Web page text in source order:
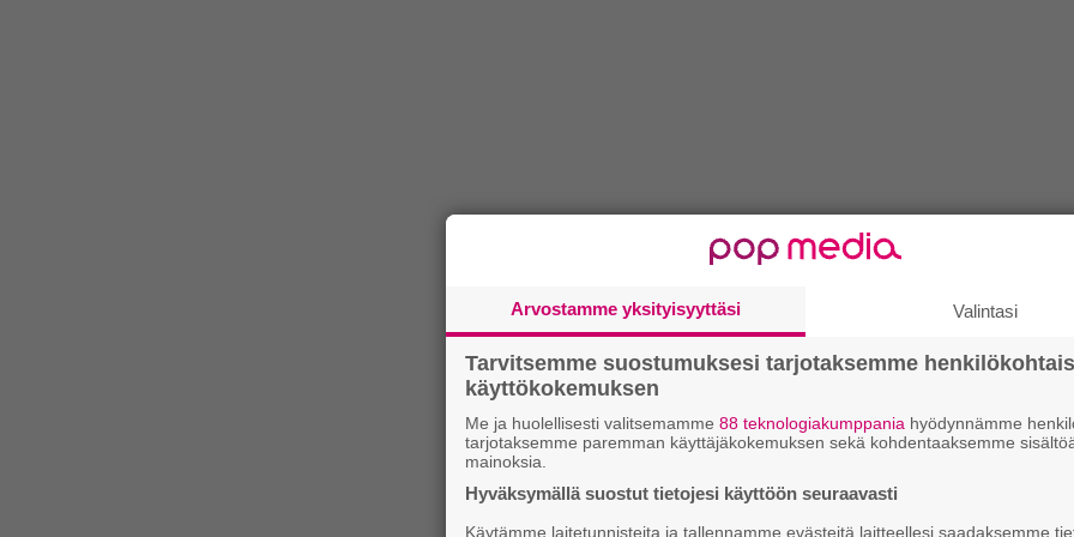
Arvostamme yksityisyyttäsi Valintasi
Tarvitsemme suostumuksesi tarjotaksemme
käyttökokemuksen
Me ja huolellisesti valitsemamme 88 teknologiakumppania hyödynnämme
tarjotaksemme paremman käyttäjäkokemuksen sekä kohdentaaksemme
mainoksia.
Hyväksymällä suostut tietojesi käyttöön seuraavasti
Käytämme laitetunnisteita ja tallennamme evästeitä laitteellesi saadaksemme